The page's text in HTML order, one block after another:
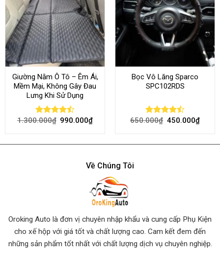
Giường Nằm Ô Tô – Êm Ái,
Mềm Mại, Không Gây Đau
Lưng Khi Sử Dụng
Rated
1.300.000₫ 990.000₫
Bọc Vô Lăng Sparco
SPC102RDS
Rated
650.000₫ 450.000₫
Về Chúng Tôi
Oroking Auto là đơn vị chuyên nhập khẩu và cung cấp Phụ Kiện
cho xế hộp với giá tốt và chất lượng cao. Cam kết đem đến
những sản phẩm tốt nhất với chất lượng dịch vụ chuyên nghiệp.